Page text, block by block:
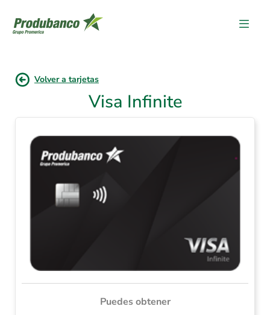
Volver a tarjetas
Visa Infinite
Puedes obtener